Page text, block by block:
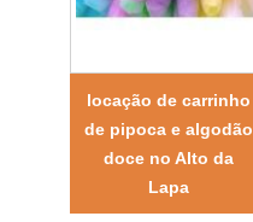
locação de carrinho
de pipoca e algodão
doce no Alto da
Lapa